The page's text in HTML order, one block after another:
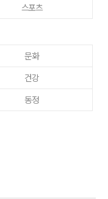
스포츠
문화
건강
동정